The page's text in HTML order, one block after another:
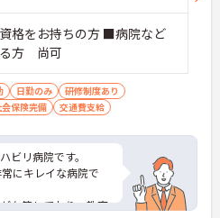
格をお持ちの方 ■病院など
る方 尚可
日勤のみ
研修制度あり
保険完備 交通費支給
ビリ病院です。
にキレイな病院で
在籍しており、教育